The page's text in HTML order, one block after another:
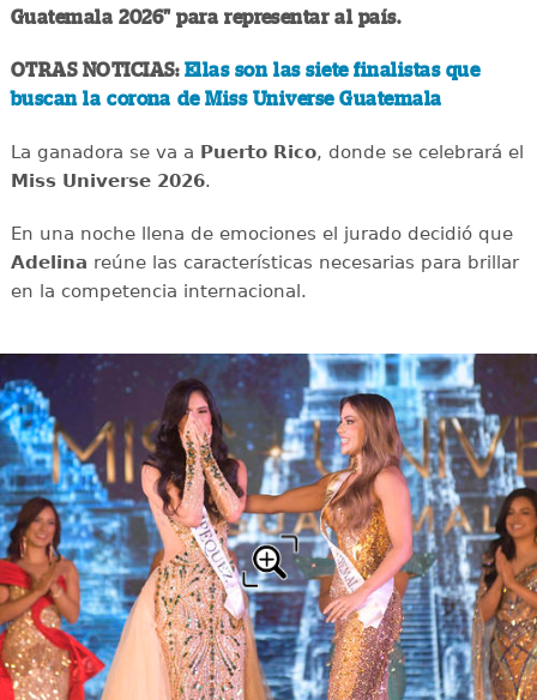
Guatemala 2026" para representar al país.
OTRAS NOTICIAS: Ellas son las siete finalistas que
buscan la corona de Miss Universe Guatemala
La ganadora se va a Puerto Rico, donde se celebrará el
Miss Universe 2026.
En una noche llena de emociones el jurado decidió que
Adelina reúne las características necesarias para brillar
en la competencia internacional.